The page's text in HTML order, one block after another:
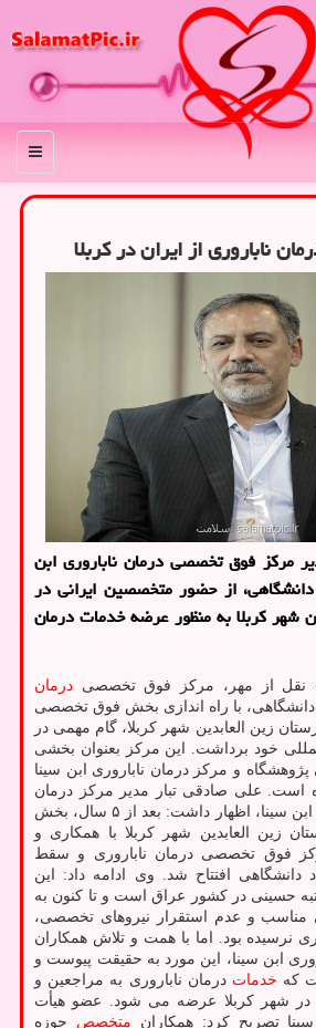
منو
ناباروری از ایران در کربلا
مرکز فوق تخصصی درمان ناباروری ابن
از حضور متخصصین ایرانی در
شهر کربلا به منظور عرضه خدمات درمان
نقل از مهر، مرکز فوق تخصصی درمان
دانشگاهی، با راه اندازی بخش فوق تخصصی
زین العابدین شهر کربلا، گام مهمی در
خود برداشت. این مرکز بعنوان بخشی
پژوهشگاه و مرکز درمان ناباروری ابن سینا
است. علی صادقی تبار مدیر مرکز درمان
ناباروری و سقط مکرر ابن سینا، اظهار داشت: بعد از ۵ سال، بخش
زین العابدین شهر کربلا با همکاری و
فوق تخصصی درمان ناباروری و سقط
دانشگاهی افتتاح شد. وی ادامه داد: این
حسینی در کشور عراق است و تا کنون به
مناسب و عدم استقرار نیروهای تخصصی،
نرسیده بود. اما با همت و تلاش همکاران
ابن سینا، این مورد به حقیقت پیوست و
خدمات درمان ناباروری به مراجعین و
در شهر کربلا عرضه می شود. عضو هیأت
تصریح کرد: همکاران متخصص حوزه